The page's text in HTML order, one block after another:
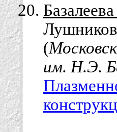
(
им. Н.Э.